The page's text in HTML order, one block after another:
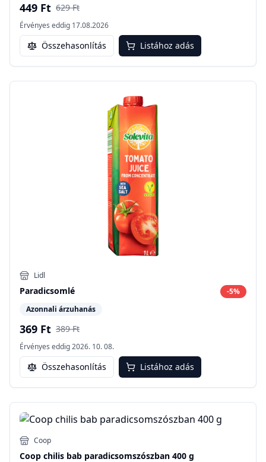
449 Ft 629 Ft
Érvényes eddig 17.08.2026
Összehasonlítás Listához adás
Lidl
Paradicsomlé -5%
Azonnali árzuhanás
369 Ft 389 Ft
Érvényes eddig2026. 10. 08.
Összehasonlítás Listához adás
Coop
Coop chilis bab paradicsomszószban 400 g